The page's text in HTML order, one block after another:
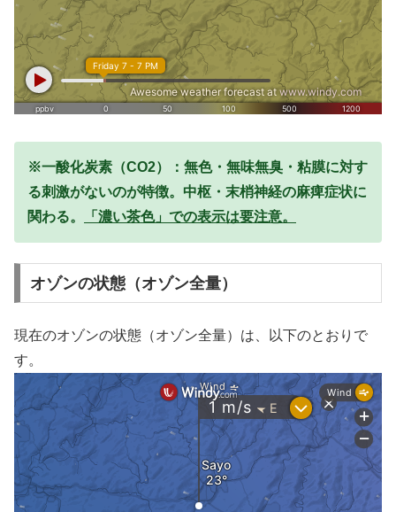
※一酸化炭素（CO2）：無色・無味無臭・粘膜に対す
る刺激がないのが特徴。中枢・末梢神経の麻痺症状に
関わる。
「濃い茶色」での表示は要注意。
オゾンの状態（オゾン全量）
現在のオゾンの状態（オゾン全量）は、以下のとおりで
す。